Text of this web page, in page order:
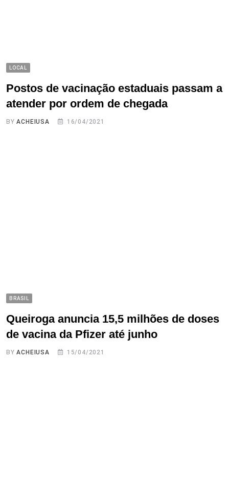
LOCAL
Postos de vacinação estaduais passam a
atender por ordem de chegada
BYACHEIUSA 16/04/2021
BRASIL
Queiroga anuncia 15,5 milhões de doses
de vacina da Pfizer até junho
BYACHEIUSA 15/04/2021